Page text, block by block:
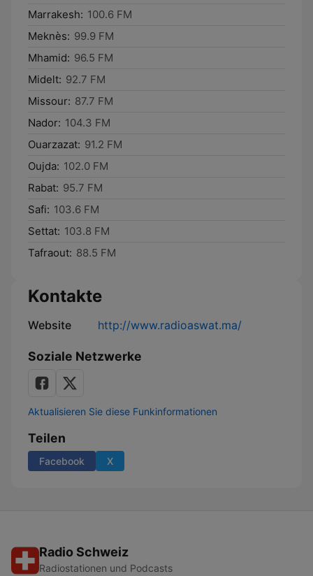
Marrakesh: 100.6 FM
Meknès: 99.9 FM
Mhamid: 96.5 FM
Midelt: 92.7 FM
Missour: 87.7 FM
Nador: 104.3 FM
Ouarzazat: 91.2 FM
Oujda: 102.0 FM
Rabat: 95.7 FM
Safi: 103.6 FM
Settat: 103.8 FM
Tafraout: 88.5 FM
Kontakte
Website http://www.radioaswat.ma/
Soziale Netzwerke
Aktualisieren Sie diese Funkinformationen
Teilen
Facebook X
Radio Schweiz
Radiostationen und Podcasts